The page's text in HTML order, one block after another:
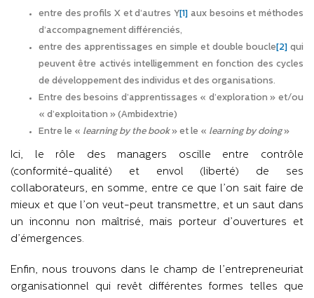
entre des profils X et d’autres Y[1] aux besoins et méthodes
d’accompagnement différenciés,
entre des apprentissages en simple et double boucle [2] qui
peuvent être activés intelligemment en fonction des cycles
de développement des individus et des organisations.
Entre des besoins d’apprentissages « d’exploration » et/ou
« d’exploitation » (Ambidextrie)
Entre le « learning by the book» et le « learning by doing»
Ici, le rôle des managers oscille entre contrôle
(conformité-qualité) et envol (liberté) de ses
collaborateurs, en somme, entre ce que l’on sait faire de
mieux et que l’on veut-peut transmettre, et un saut dans
un inconnu non maîtrisé, mais porteur d’ouvertures et
d’émergences.
Enfin, nous trouvons dans le champ de l’entrepreneuriat
organisationnel qui revêt différentes formes telles que